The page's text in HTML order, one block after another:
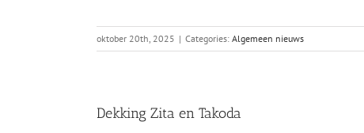
oktober 20th, 2025 | Categories: Algemeen nieuws
Dekking Zita en Takoda